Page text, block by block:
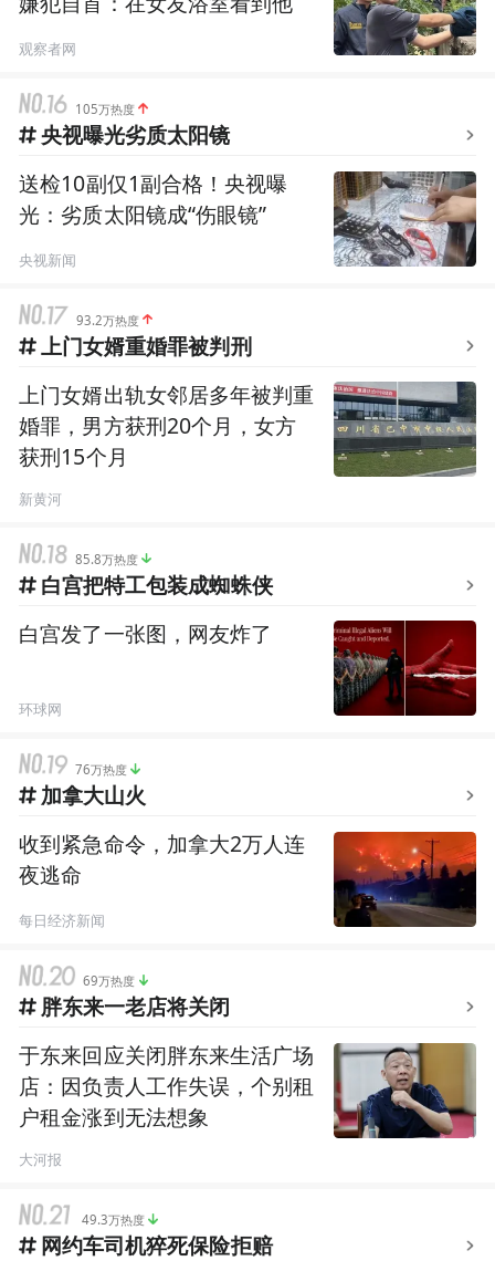
观察者网
105万热度
央视曝光劣质太阳镜
送检10副仅1副合格！央视曝
光：劣质太阳镜成“伤眼镜”
央视新闻
93.2万热度
上门女婿重婚罪被判刑
上门女婿出轨女邻居多年被判重
婚罪，男方获刑20个月，女方
获刑15个月
新黄河
85.8万热度
白宫把特工包装成蜘蛛侠
白宫发了一张图，网友炸了
环球网
76万热度
加拿大山火
收到紧急命令，加拿大2万人连
夜逃命
每日经济新闻
69万热度
胖东来一老店将关闭
于东来回应关闭胖东来生活广场
店：因负责人工作失误，个别租
户租金涨到无法想象
大河报
49.3万热度
网约车司机猝死保险拒赔